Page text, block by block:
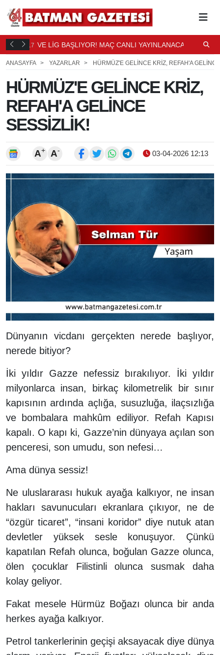
17 VE LİG BAŞLIYOR! MAÇ CANLI YAYINLANACAK
18
ANASAYFA
YAZARLAR HÜRMÜZ'E GELİNCE KRİZ, REFAH'A
HÜRMÜZ'E GELİNCE KRİZ,
REFAH'A GELİNCE
SESSİZLİK!
A+ A- 03-04-2026 12:13
Dünyanın vicdanı gerçekten nerede başlıyor,
nerede bitiyor?
İki yıldır Gazze nefessiz bırakılıyor. İki yıldır
milyonlarca insan, birkaç kilometrelik bir sınır
kapısının ardında açlığa, susuzluğa, ilaçsızlığa
ve bombalara mahkûm ediliyor. Refah Kapısı
kapalı. O kapı ki, Gazze’nin dünyaya açılan son
penceresi, son umudu, son nefesi…
Ama dünya sessiz!
Ne uluslararası hukuk ayağa kalkıyor, ne insan
hakları savunucuları ekranlara çıkıyor, ne de
“özgür ticaret”, “insani koridor” diye nutuk atan
devletler yüksek sesle konuşuyor. Çünkü
kapatılan Refah olunca, boğulan Gazze olunca,
ölen çocuklar Filistinli olunca susmak daha
kolay geliyor.
Fakat mesele Hürmüz Boğazı olunca bir anda
herkes ayağa kalkıyor.
Petrol tankerlerinin geçişi aksayacak diye dünya